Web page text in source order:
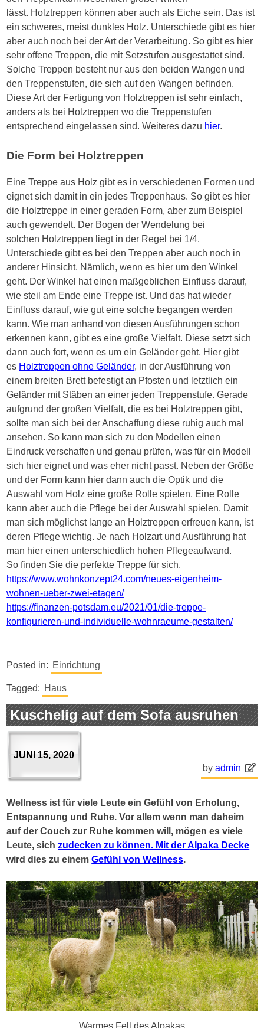
lässt. Holztreppen können aber auch als Eiche sein. Das ist
ein schweres, meist dunkles Holz. Unterschiede gibt es hier
aber auch noch bei der Art der Verarbeitung. So gibt es hier
sehr offene Treppen, die mit Setzstufen ausgestattet sind.
Solche Treppen besteht nur aus den beiden Wangen und
den Treppenstufen, die sich auf den Wangen befinden.
Diese Art der Fertigung von Holztreppen ist sehr einfach,
anders als bei Holztreppen wo die Treppenstufen
entsprechend eingelassen sind. Weiteres dazu hier.
Die Form bei Holztreppen
Eine Treppe aus Holz gibt es in verschiedenen Formen und
eignet sich damit in ein jedes Treppenhaus. So gibt es hier
die Holztreppe in einer geraden Form, aber zum Beispiel
auchgewendelt. Der Bogen derWendelung bei
solchen Holztreppen liegt in der Regel bei 1/4.
Unterschiede gibt es bei den Treppen aber auch noch in
anderer Hinsicht. Nämlich, wenn es hier um den Winkel
geht. Der Winkel hat einen maßgeblichen Einfluss darauf,
wie steil am Ende eine Treppe ist. Und das hat wieder
Einfluss darauf, wie gut eine solche begangen werden
kann. Wie man anhand von diesen Ausführungen schon
erkennen kann, gibt es eine große Vielfalt. Diese setzt sich
dann auch fort, wenn es um ein Geländer geht. Hier gibt
es Holztreppen ohne Geländer, in der Ausführung von
einem breiten Brett befestigt an Pfosten und letztlich ein
Geländer mit Stäben an einer jeden Treppenstufe. Gerade
aufgrund der großen Vielfalt, die es bei Holztreppen gibt,
sollte man sich bei der Anschaffung diese ruhig auch mal
ansehen. So kann man sich zu den Modellen einen
Eindruck verschaffen und genau prüfen, was für ein Modell
sich hier eignet und was eher nicht passt. Neben der Größe
und der Form kann hier dann auch die Optik und die
Auswahl vom Holz eine große Rolle spielen. Eine Rolle
kann aber auch die Pflege bei der Auswahl spielen. Damit
man sich möglichst lange an Holztreppen erfreuen kann, ist
deren Pflege wichtig. Je nach Holzart und Ausführung hat
man hier einen unterschiedlich hohen Pflegeaufwand.
So finden Sie die perfekte Treppe für sich.
https://www.wohnkonzept24.com/neues-eigenheim-
wohnen-ueber-zwei-etagen/
https://finanzen-potsdam.eu/2021/01/die-treppe-
konfigurieren-und-individuelle-wohnraeume-gestalten/
Posted in: Einrichtung
Tagged: Haus
Kuschelig auf dem Sofa ausruhen
JUNI 15, 2020
by admin
Wellness ist für viele Leute ein Gefühl von Erholung,
Entspannung und Ruhe. Vor allem wenn man daheim
auf der Couch zur Ruhe kommen will, mögen es viele
Leute, sichzudecken zu können. Mit der Alpaka Decke
wird dies zu einemGefühl von Wellness.